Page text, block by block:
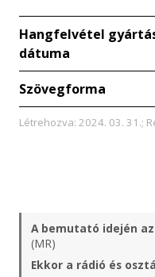
Hangfelvétel
dátuma
Szövegforma
Létrehozva: 2024. 03. 31.;
A bemutató idején
(MR)
Ekkor a rádió és